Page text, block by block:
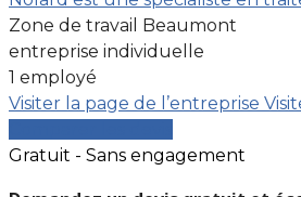
Zone de travail Beaumont
entreprise individuelle
1 employé
Visiter la page de l’entreprise
Gratuit - Sans engagement